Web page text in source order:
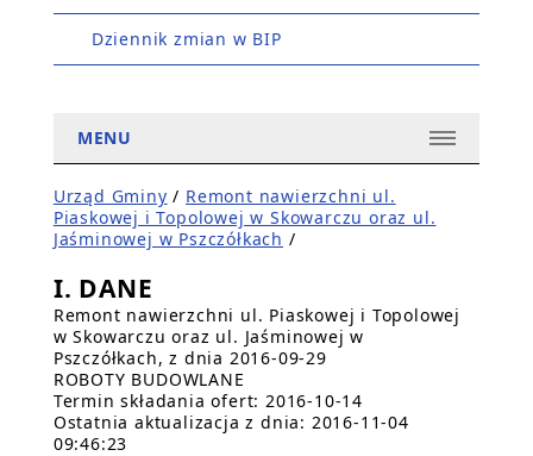
Dziennik zmian w BIP
MENU
Urząd Gminy / Remont nawierzchni ul.
Piaskowej i Topolowej w Skowarczu oraz ul.
Jaśminowej w Pszczółkach /
I. DANE
Remont nawierzchni ul. Piaskowej i Topolowej
w Skowarczu oraz ul. Jaśminowej w
Pszczółkach, z dnia 2016-09-29
ROBOTY BUDOWLANE
Termin składania ofert: 2016-10-14
Ostatnia aktualizacja z dnia: 2016-11-04
09:46:23